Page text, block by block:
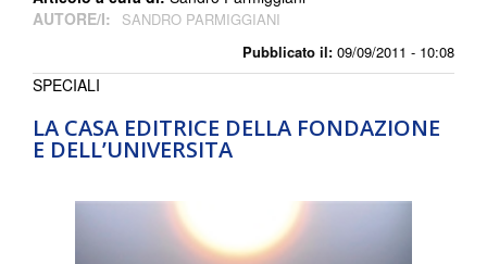
Pubblicato il: 09/09/2011 - 10:08
AUTORE/I:
SANDRO PARMIGGIANI
LA CASA EDITRICE DELLA FONDAZIONE
E DELL’UNIVERSITA
SPECIALI